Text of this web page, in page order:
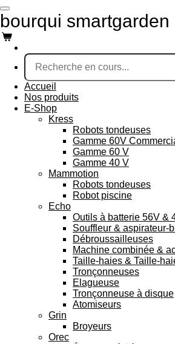
Passer
au
contenu
principal
bourqui smartgarden
Accueil
Nos produits
E-Shop
Kress
Robots tondeuses
Gamme 60V
Gamme 60 V
Gamme 40 V
Mammotion
Robots tondeuses
Robot piscine
Echo
Outils à batterie 56V &
Souffleur & aspirateur-
Débroussailleuses
Machine combinée &
Taille-haies & Taille-
Tronçonneuses
Elagueuse
Tronçonneuse à disque
Atomiseurs
Grin
Broyeurs
Orec